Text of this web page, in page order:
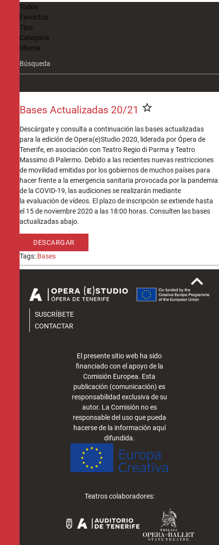
Todos
Favoritos
Tipo
Categoría
Idioma
Bases Actualizadas 20/21 star_border
Descárgate y consulta a continuación las bases actualizadas
para la edición de Opera(e)Studio 2020, liderada por Ópera de
Tenerife, en asociación con Teatro Regio di Parma y Teatro
Massimo di Palermo. Debido a las recientes nuevas restricciones
de movilidad emitidas por los gobiernos de muchos países para
hacer frente a la emergencia sanitaria provocada por la pandemia
de la COVID-19, las audiciones se realizarán mediante
la evaluación de vídeos. El plazo de inscripción se extiende hasta
el 15 de noviembre 2020 a las 18:00 horas. Consulten las bases
actualizadas abajo.
DESCARGAR
Tags: Bases
SUSCRÍBETE
CONTACTAR
El presente sitio web ha sido
financiado con el apoyo de la
Comisión Europea. Esta
publicación (comunicación) es
responsabilidad exclusiva de su
autor. La Comisión no es
responsable del uso que pueda
hacerse de la información aquí
difundida.
Teatros colaboradores:
keyboard_arrow_up